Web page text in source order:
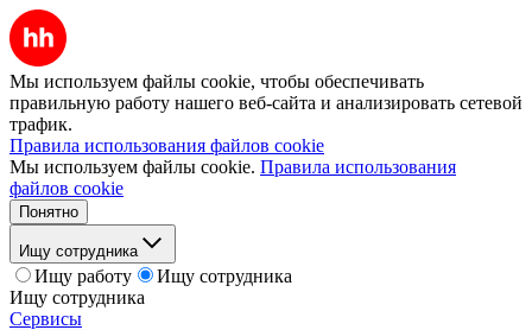
Мы используем файлы cookie, чтобы обеспечивать
правильную работу нашего веб-сайта и анализировать сетевой
трафик.
Правила использования файлов cookie
Мы используем файлы cookie. Правила использования
файлов cookie
Понятно
Ищу сотрудника
Ищу работу
Ищу сотрудника
Ищу сотрудника
Сервисы